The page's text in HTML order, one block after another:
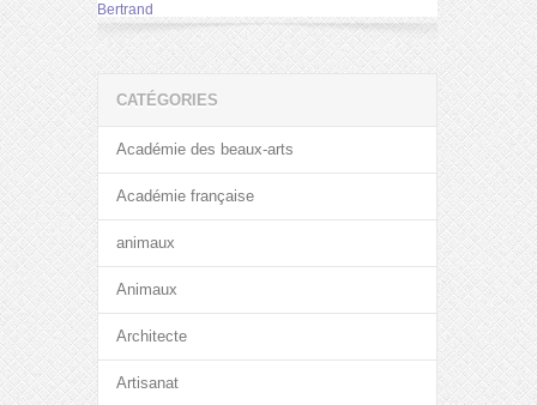
Bertrand
CATÉGORIES
Académie des beaux-arts
Académie française
animaux
Animaux
Architecte
Artisanat